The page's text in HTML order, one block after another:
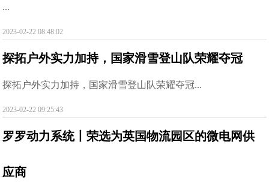
...
2023-02-22 08:48:02
探拓户外实力加持，国家滑雪登山队荣耀夺冠
探拓户外实力加持，国家滑雪登山队荣耀夺冠...
2023-02-22 09:25:43
罗罗动力系统丨荣选为英国物流园区的微电网供
应商